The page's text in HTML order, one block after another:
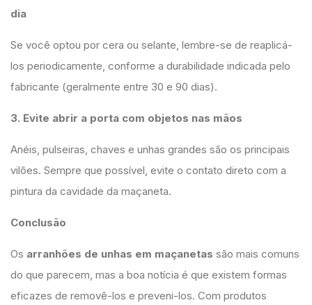
dia
Se você optou por cera ou selante, lembre-se de reaplicá-
los periodicamente, conforme a durabilidade indicada pelo
fabricante (geralmente entre 30 e 90 dias).
3. Evite abrir a porta com objetos nas mãos
Anéis, pulseiras, chaves e unhas grandes são os principais
vilões. Sempre que possível, evite o contato direto com a
pintura da cavidade da maçaneta.
Conclusão
Os arranhões de unhas em maçanetas são mais comuns
do que parecem, mas a boa notícia é que existem formas
eficazes de removê-los e preveni-los. Com produtos